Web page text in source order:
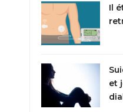
Il
et